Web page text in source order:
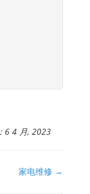
6 4 月, 2023
家电维修 →